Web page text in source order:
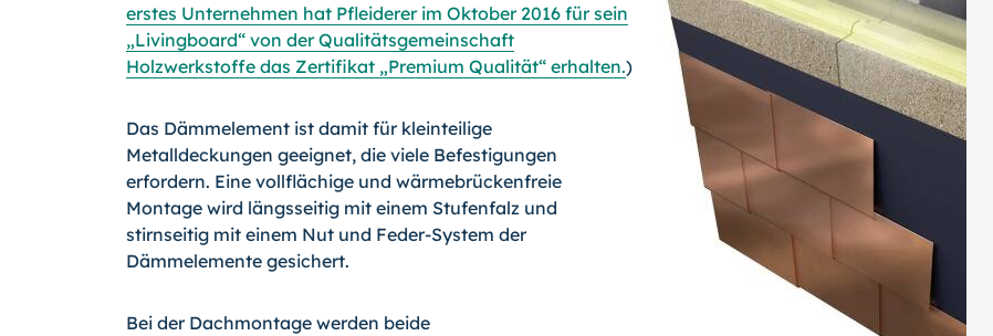
erstes Unternehmen hat Pfleiderer im Oktober 2016 für sein
„Livingboard“ von der Qualitätsgemeinschaft
Holzwerkstoffe das Zertifikat „Premium Qualität“ erhalten.)
Das Dämmelement ist damit für kleinteilige
Metalldeckungen geeignet, die viele Befestigungen
erfordern. Eine vollflächige und wärmebrückenfreie
Montage wird längsseitig mit einem Stufenfalz und
stirnseitig mit einem Nut und Feder-System der
Dämmelemente gesichert.
Bei der Dachmontage werden beide